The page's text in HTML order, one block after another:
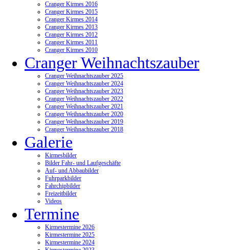
Cranger Kirmes 2016
Cranger Kirmes 2015
Cranger Kirmes 2014
Cranger Kirmes 2013
Cranger Kirmes 2012
Cranger Kirmes 2011
Cranger Kirmes 2010
Cranger Weihnachtszauber
Cranger Weihnachtszauber 2025
Cranger Weihnachtszauber 2024
Cranger Weihnachtszauber 2023
Cranger Weihnachtszauber 2022
Cranger Weihnachtszauber 2021
Cranger Weihnachtszauber 2020
Cranger Weihnachtszauber 2019
Cranger Weihnachtszauber 2018
Galerie
Kirmesbilder
Bilder Fahr- und Laufgeschäfte
Auf- und Abbaubilder
Fuhrparkbilder
Fahrchipbilder
Freizeitbilder
Videos
Termine
Kirmestermine 2026
Kirmestermine 2025
Kirmestermine 2024